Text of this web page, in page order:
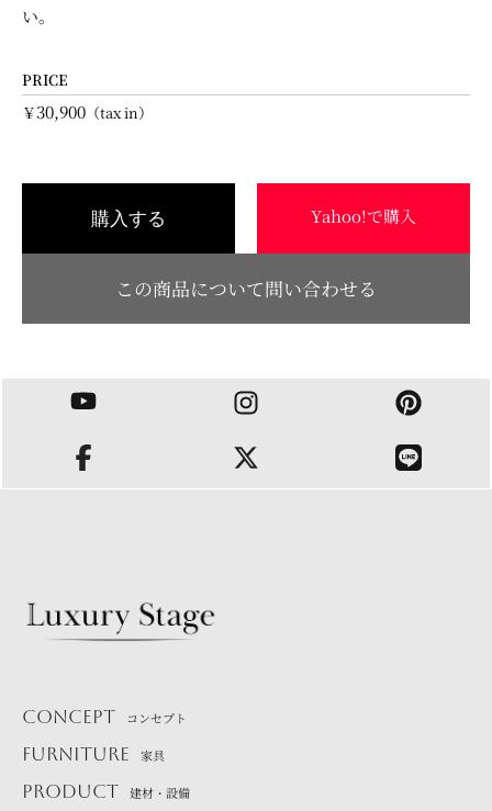
い。
PRICE
￥30,900 （tax in）
購入する Yahoo!で購入
この商品について問い合わせる
CONCEPT コンセプト
FURNITURE 家具
PRODUCT 建材・設備